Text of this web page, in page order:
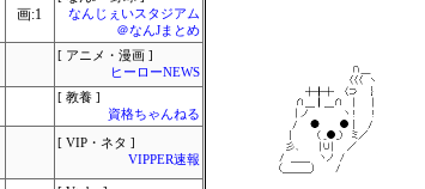
画:1
なんじぇいスタジアム
＠なんJまとめ
[ アニメ・漫画 ]
ヒーローNEWS
[ 教養 ]
資格ちゃんねる
[ VIP・ネタ ]
VIPPER速報